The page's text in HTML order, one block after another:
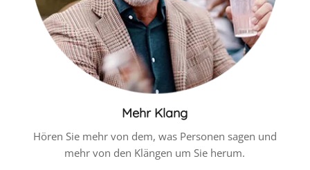
Mehr Klang
Hören Sie mehr von dem, was Personen sagen und
mehr von den Klängen um Sie herum.